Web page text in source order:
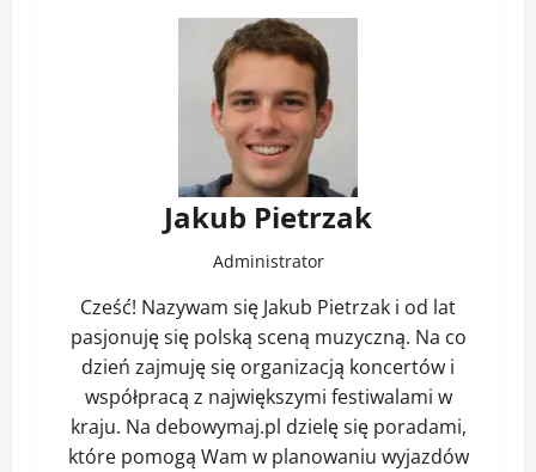
Jakub Pietrzak
Administrator
Cześć! Nazywam się Jakub Pietrzak i od lat
pasjonuję się polską sceną muzyczną. Na co
dzień zajmuję się organizacją koncertów i
współpracą z największymi festiwalami w
kraju. Na debowymaj.pl dzielę się poradami,
które pomogą Wam w planowaniu wyjazdów